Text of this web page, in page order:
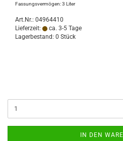
Fassungsvermögen: 3 Liter
Art.Nr.: 04964410
Lieferzeit:
ca. 3-5 Tage
Lagerbestand: 0 Stück
IN DEN